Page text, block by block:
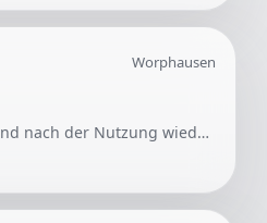
Worphausen
Es wird Hilfe benötigt, um einen Rüttler inklusive Rüttelplatte nach Worphausen zu liefern und nach der Nutzung wieder abzuholen. Der Transport sollte möglichst kurzfristig erfolgen.